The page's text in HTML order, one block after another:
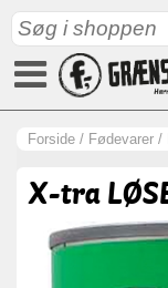
Forside / Fødevarer /
X-tra